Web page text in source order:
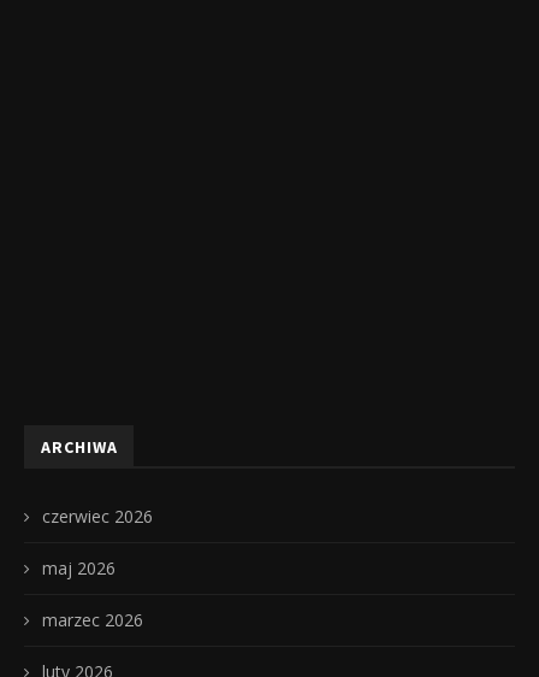
ARCHIWA
czerwiec 2026
maj 2026
marzec 2026
luty 2026